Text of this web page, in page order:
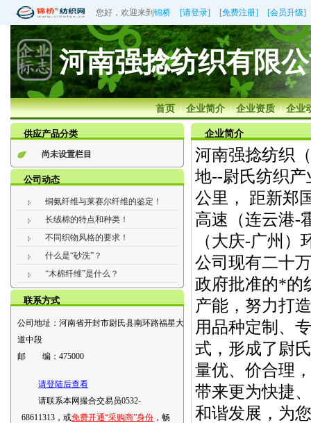
您好，欢迎来到 锦桥 [请登录] [免费注册] [会员升级]
河南强捻纺织有限
首页 | 企业简介 | 企业资质 | 企业
供应产品分类
尚未设置栏目
公司动态
铜氨纤维与莱赛尔纤维的鉴定！
长绒棉的特点和种类！
不同织物风格的要求！
什么是“砂洗”？
“木棉纤维”是什么？
联系方式
公司地址： 河南省开封市尉氏县南环路福星大
道中段
邮 编： 475000
请登陆后查看
请联系本网撮合交易员0532-
68611313，或免费开通“采购商”身份 ，畅
企业简介
河南强捻纺织
地--尉氏纺织产
公里， 距新郑
高速（连云港-
（大庆-广州
公司现有二十
政府批准的*的
产能，努力打
用品种定制、
式，形成了尉
量优、价合理
带来更为快捷
和谐发展，为